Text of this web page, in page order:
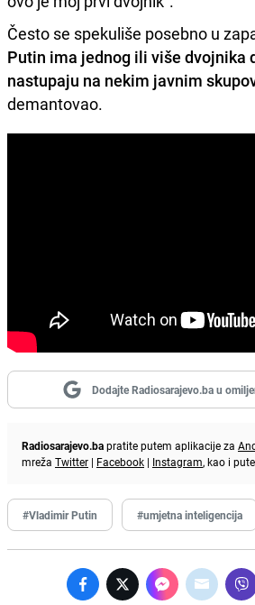
Često se spekuliše posebno u
Putin ima jednog ili više dvojnika
nastupaju na nekim javnim
demantovao.
Dodajte Radiosarajevo.ba u
Radiosarajevo.bapratite putem aplikacije za
mreža Twitter | Facebook | Instagram, kao i
#Vladimir Putin #umjetna inteligencija